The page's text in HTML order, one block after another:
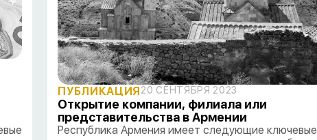
ПУБЛИКАЦИЯ20 СЕНТЯБРЯ 2023
Открытие компании, филиала или
представительства в Армении
Республика Армения имеет следующие ключевые